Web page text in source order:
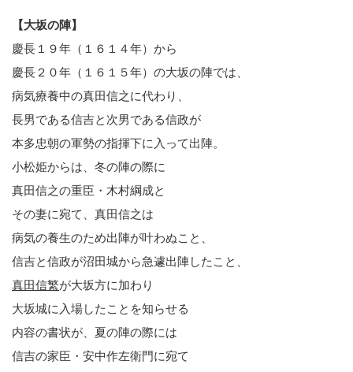
【大坂の陣】
慶長１９年（１６１４年）から
慶長２０年（１６１５年）の大坂の陣では、
病気療養中の真田信之に代わり、
長男である信吉と次男である信政が
本多忠朝の軍勢の指揮下に入って出陣。
小松姫からは、冬の陣の際に
真田信之の重臣・木村綱成と
その妻に宛て、真田信之は
病気の養生のため出陣が叶わぬこと、
信吉と信政が沼田城から急遽出陣したこと、
真田信繁が大坂方に加わり
大坂城に入場したことを知らせる
内容の書状が、夏の陣の際には
信吉の家臣・安中作左衛門に宛て